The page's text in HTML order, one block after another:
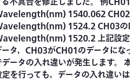
1540.062
1524.2 CH03
1520.2 上記設
ータ，CH03がCH01のデータに
データの入れ違いが発生します。
を行っても，データの入れ違い